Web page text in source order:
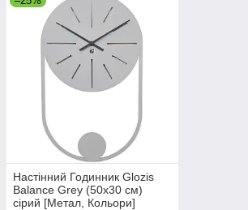
Настінний Годинник Glozis
Balance Grey (50х30 см)
сірий [Метал, Кольори]